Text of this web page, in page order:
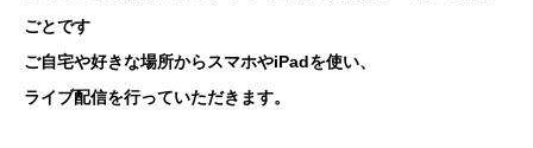
ごとです
ご自宅や好きな場所からスマホやiPadを使い、
ライブ配信を行っていただきます。